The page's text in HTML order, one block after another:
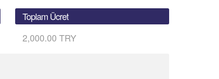
Toplam Ücret
2,000.00 TRY